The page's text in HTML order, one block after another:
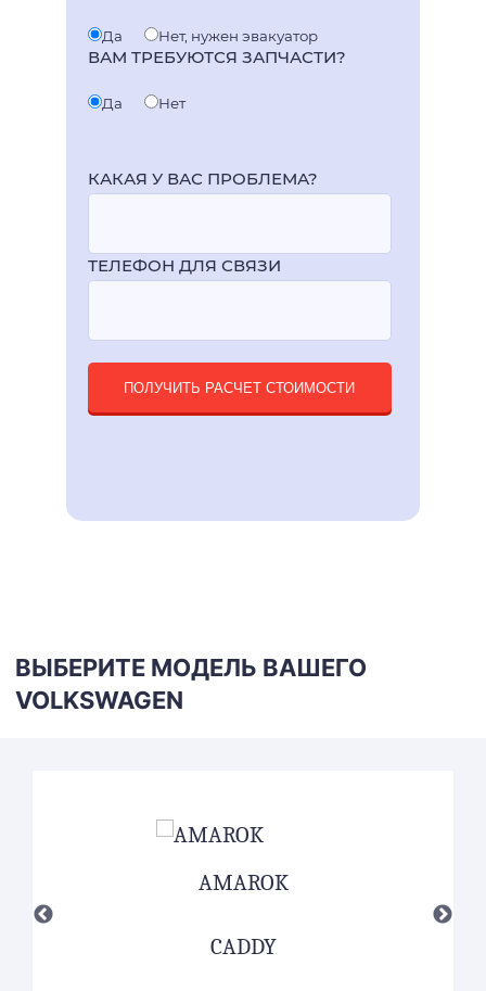
Да Нет, нужен эвакуатор
ВАМ ТРЕБУЮТСЯ ЗАПЧАСТИ?
Да Нет
КАКАЯ У ВАС ПРОБЛЕМА?
ТЕЛЕФОН ДЛЯ СВЯЗИ
ПОЛУЧИТЬ РАСЧЕТ СТОИМОСТИ
ВЫБЕРИТЕ МОДЕЛЬ ВАШЕГО
VOLKSWAGEN
AMAROK
CADDY